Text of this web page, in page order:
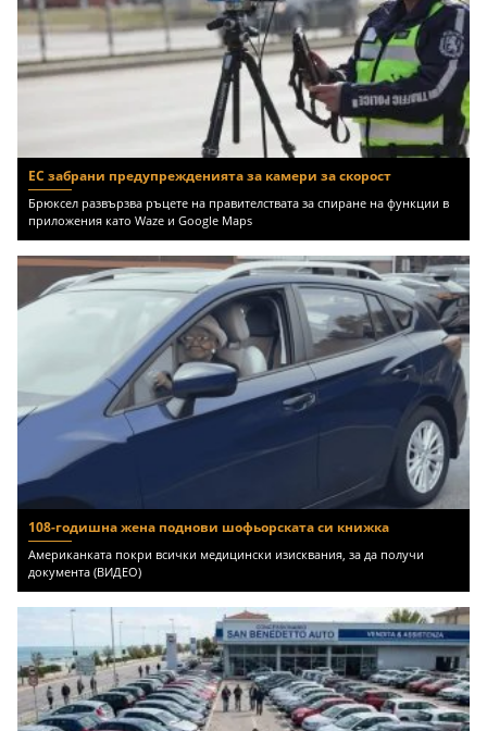
ЕС забрани предупрежденията за камери за скорост
Брюксел развързва ръцете на правителствата за спиране на функции в
приложения като Waze и Google Maps
108-годишна жена поднови шофьорската си книжка
Американката покри всички медицински изисквания, за да получи
документа (ВИДЕО)